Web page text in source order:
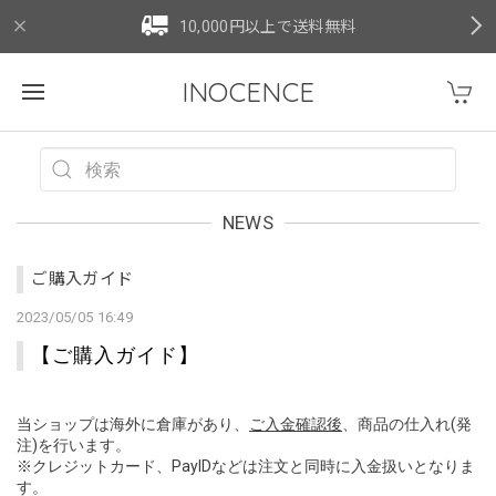
10,000円以上で送料無料
INOCENCE
NEWS
ご購入ガイド
2023/05/05 16:49
【ご購入ガイド】
当ショップは海外に倉庫があり、 ご入金確認後 、商品の仕入れ(発
注)を行います。
※クレジットカード、PayIDなどは注文と 同時に入金扱いとなりま
す。